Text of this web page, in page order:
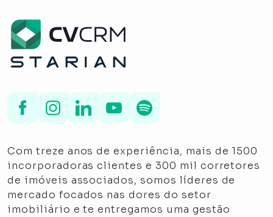
Com treze anos de experiência, mais de 1500
incorporadoras clientes e 300 mil corretores
de imóveis associados, somos líderes de
mercado focados nas dores do setor
imobiliário e te entregamos uma gestão